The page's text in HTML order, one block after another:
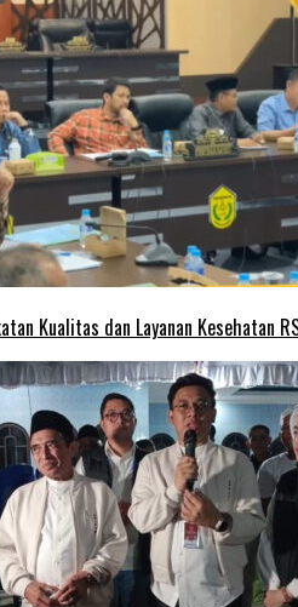
Kualitas dan Layanan Kesehatan